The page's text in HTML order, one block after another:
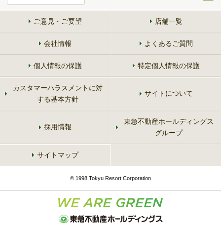
ご意見・ご要望 店舗一覧
会社情報 よくあるご質問
個人情報の保護 特定個人情報の保護
カスタマーハラスメントに対
する基本方針
サイトについて
採用情報
東急不動産ホールディングス
グループ
サイトマップ
© 1998 Tokyu Resort Corporation